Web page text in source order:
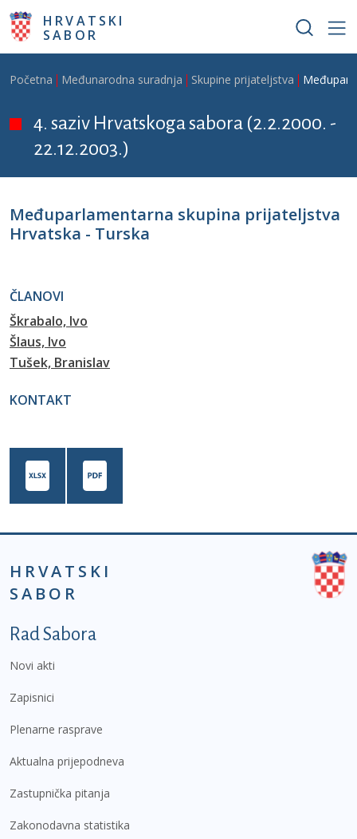
Skoči na glavni sadržaj
HRVATSKI
SABOR
Breadcrumb
Početna Međunarodna suradnja Skupine prijateljstva
4. saziv Hrvatskoga sabora (2.2.2000. -
22.12.2003.)
Međuparlamentarna skupina prijateljstva
Hrvatska - Turska
ČLANOVI
Škrabalo, Ivo
Šlaus, Ivo
Tušek, Branislav
KONTAKT
HRVATSKI
SABOR
Podnožje prvi izbornik
Rad Sabora
Novi akti
Zapisnici
Plenarne rasprave
Aktualna prijepodneva
Zastupnička pitanja
Zakonodavna statistika